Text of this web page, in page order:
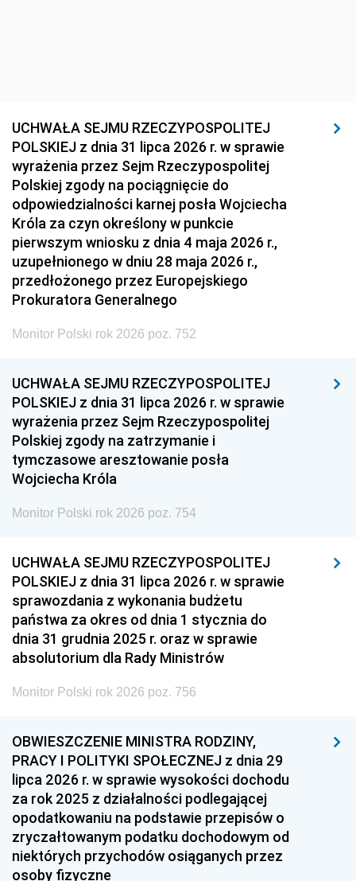
UCHWAŁA SEJMU RZECZYPOSPOLITEJ
POLSKIEJ z dnia 31 lipca 2026 r. w sprawie
wyrażenia przez Sejm Rzeczypospolitej
Polskiej zgody na pociągnięcie do
odpowiedzialności karnej posła Wojciecha
Króla za czyn określony w punkcie
pierwszym wniosku z dnia 4 maja 2026 r.,
uzupełnionego w dniu 28 maja 2026 r.,
przedłożonego przez Europejskiego
Prokuratora Generalnego
Monitor Polski rok 2026 poz. 752
UCHWAŁA SEJMU RZECZYPOSPOLITEJ
POLSKIEJ z dnia 31 lipca 2026 r. w sprawie
wyrażenia przez Sejm Rzeczypospolitej
Polskiej zgody na zatrzymanie i
tymczasowe aresztowanie posła
Wojciecha Króla
Monitor Polski rok 2026 poz. 754
UCHWAŁA SEJMU RZECZYPOSPOLITEJ
POLSKIEJ z dnia 31 lipca 2026 r. w sprawie
sprawozdania z wykonania budżetu
państwa za okres od dnia 1 stycznia do
dnia 31 grudnia 2025 r. oraz w sprawie
absolutorium dla Rady Ministrów
Monitor Polski rok 2026 poz. 756
OBWIESZCZENIE MINISTRA RODZINY,
PRACY I POLITYKI SPOŁECZNEJ z dnia 29
lipca 2026 r. w sprawie wysokości dochodu
za rok 2025 z działalności podlegającej
opodatkowaniu na podstawie przepisów o
zryczałtowanym podatku dochodowym od
niektórych przychodów osiąganych przez
osoby fizyczne